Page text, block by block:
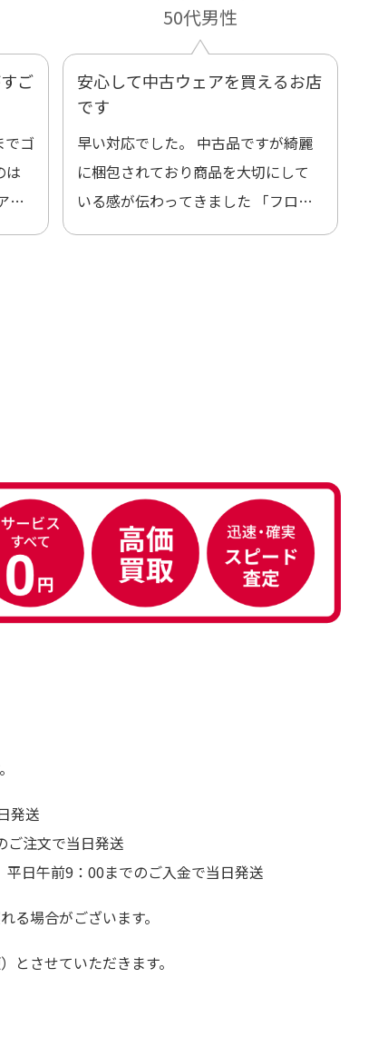
ご
でゴ
は
ッ
る
50代男性
安心して中古ウェアを買えるお店
です
早い対応でした。 中古品ですが綺麗
に梱包されており商品を大切にして
いる感が伝わってきました 「フロン
ト部分に汚れあり」と記載ありまし
発送
ご注文で当日発送
日午前9：00までのご入金で当日発送
場合がございます。
とさせていただきます。